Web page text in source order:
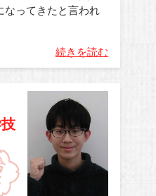
なってきたと言われ
続きを読む